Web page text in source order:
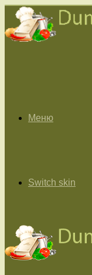
Меню
Switch skin